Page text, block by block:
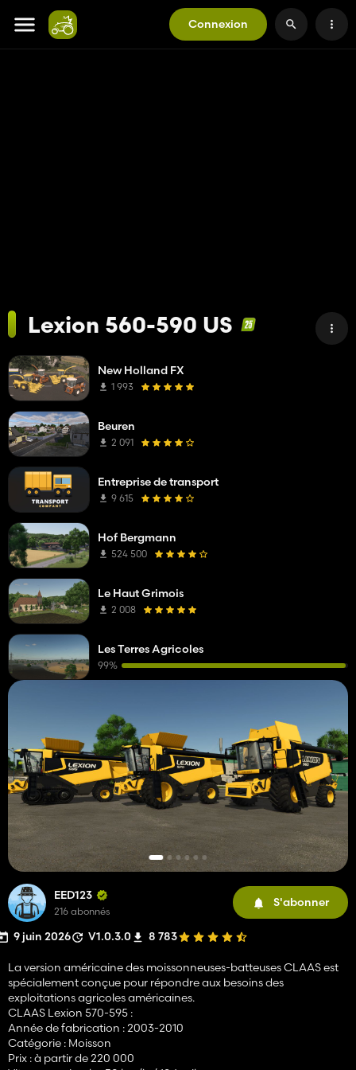
Connexion
Lexion 560-590 US
EED123
216 abonnés
S'abonner
9 juin 2026 V1.0.3.0 8 783
La version américaine des moissonneuses-batteuses CLAAS est
spécialement conçue pour répondre aux besoins des
exploitations agricoles américaines.
CLAAS Lexion 570-595 :
Année de fabrication : 2003-2010
Catégorie : Moisson
Prix : à partir de 220 000
New Holland FX
1 993
Beuren
2 091
Entreprise de transport
9 615
Hof Bergmann
524 500
Le Haut Grimois
2 008
Les Terres Agricoles
99%